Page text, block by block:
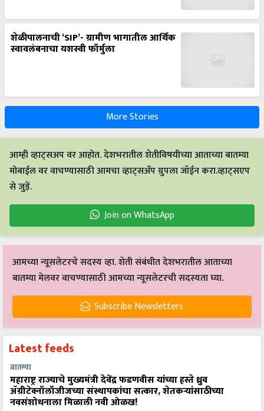
शेळीपालनाची ‘SIP’- ग्रामीण भागातील आर्थिक
स्वावलंबनाचा यशस्वी फॉर्मुला
More Stories
आम्ही व्हाट्सअप वर आहोत. देशभरातील शेतीविषयीच्या आताच्या बातम्या
मोबाईल वर वाचण्यासाठी आमचा व्हाट्सअँप ग्रुपला जॉईन करा.व्हाट्सएप
से जुड़ें.
Join on WhatsApp
आमच्या न्यूसलेटरचे सदस्य व्हा. शेती संबंधीत देशभरातील आताच्या
बातम्या मेलवर वाचण्यासाठी आमच्या न्यूसलेटरची सदस्यता घ्या.
Subscribe Newsletters
Latest feeds
बातम्या
महाराष्ट्र राज्याचे मुख्यमंत्री देवेंद्र फडणवीस यांच्या हस्ते ध्रुव
ॲग्रीटेक्नॉलॉजीजच्या संस्थापकांचा सत्कार, शेतकऱ्यांसाठीच्या
नवसंशोधनाला मिळाली नवी ओळख!